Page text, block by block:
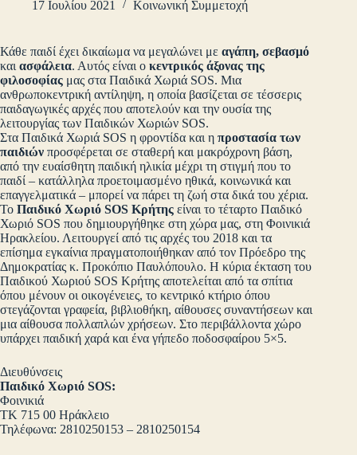
17 Ιουλίου 2021
Κοινωνική Συμμετοχή
Κάθε παιδί έχει δικαίωμα να μεγαλώνει με αγάπη, σεβασμό
και ασφάλεια. Αυτός είναι ο κεντρικός άξονας της
φιλοσοφίας μας στα Παιδικά Χωριά SOS. Μια
ανθρωποκεντρική αντίληψη, η οποία βασίζεται σε τέσσερις
παιδαγωγικές αρχές που αποτελούν και την ουσία της
λειτουργίας των Παιδικών Χωριών SOS.
Στα Παιδικά Χωριά SOS η φροντίδα και η προστασία των
παιδιών προσφέρεται σε σταθερή και μακρόχρονη βάση,
από την ευαίσθητη παιδική ηλικία μέχρι τη στιγμή που το
παιδί – κατάλληλα προετοιμασμένο ηθικά, κοινωνικά και
επαγγελματικά – μπορεί να πάρει τη ζωή στα δικά του χέρια.
Το Παιδικό Χωριό SOS Κρήτης είναι το τέταρτο Παιδικό
Χωριό SOS που δημιουργήθηκε στη χώρα μας, στη Φοινικιά
Ηρακλείου. Λειτουργεί από τις αρχές του 2018 και τα
επίσημα εγκαίνια πραγματοποιήθηκαν από τον Πρόεδρο της
Δημοκρατίας κ. Προκόπιο Παυλόπουλο. Η κύρια έκταση του
Παιδικού Χωριού SOS Κρήτης αποτελείται από τα σπίτια
όπου μένουν οι οικογένειες, το κεντρικό κτήριο όπου
στεγάζονται γραφεία, βιβλιοθήκη, αίθουσες συναντήσεων και
μια αίθουσα πολλαπλών χρήσεων. Στο περιβάλλοντα χώρο
υπάρχει παιδική χαρά και ένα γήπεδο ποδοσφαίρου 5×5.
Διευθύνσεις
Παιδικό Χωριό SOS:
Φοινικιά
ΤΚ 715 00 Ηράκλειο
Τηλέφωνα: 2810250153 – 2810250154